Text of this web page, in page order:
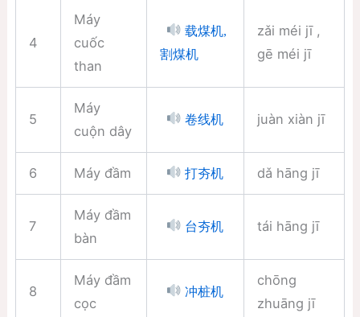
4
Máy
cuốc
than
载煤机,
割煤机
zǎi méi jī ,
gē méi jī
5
Máy
cuộn dây
卷线机 juàn xiàn jī
6 Máy đầm 打夯机 dǎ hāng jī
7
Máy đầm
bàn
台夯机 tái hāng jī
8
Máy đầm
cọc
冲桩机
chōng
zhuāng jī